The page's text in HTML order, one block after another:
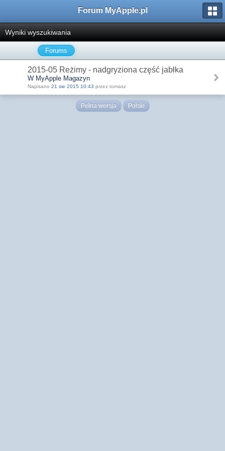
Forum MyApple.pl
Wyniki wyszukiwania
Forums
2015-05 Reżimy - nadgryziona część jabłka
W MyApple Magazyn
Napisano 21 sie 2015 10:43 przez tomasz
Pełna wersja Polski